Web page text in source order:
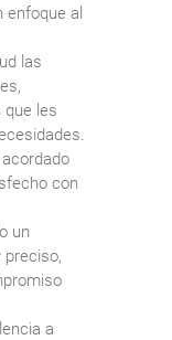
al
las
les
con
un
a